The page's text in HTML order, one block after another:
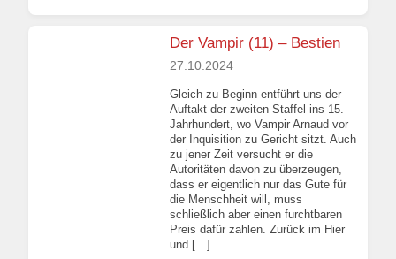
Der Vampir (11) – Bestien
27.10.2024
Gleich zu Beginn entführt uns der
Auftakt der zweiten Staffel ins 15.
Jahrhundert, wo Vampir Arnaud vor
der Inquisition zu Gericht sitzt. Auch
zu jener Zeit versucht er die
Autoritäten davon zu überzeugen,
dass er eigentlich nur das Gute für
die Menschheit will, muss
schließlich aber einen furchtbaren
Preis dafür zahlen. Zurück im Hier
und […]